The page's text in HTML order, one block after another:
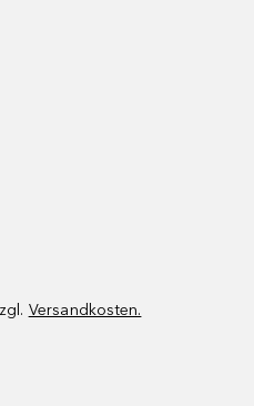
Versandkosten.